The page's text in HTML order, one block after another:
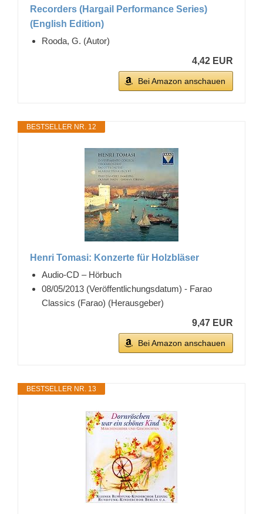
Recorders (Hargail Performance Series)
(English Edition)
Rooda, G. (Autor)
4,42 EUR
Bei Amazon anschauen
BESTSELLER NR. 12
Henri Tomasi: Konzerte für Holzbläser
Audio-CD – Hörbuch
08/05/2013 (Veröffentlichungsdatum) - Farao
Classics (Farao) (Herausgeber)
9,47 EUR
Bei Amazon anschauen
BESTSELLER NR. 13